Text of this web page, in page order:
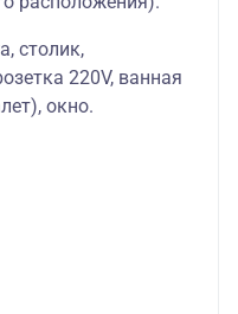
столик,
220V, ванная
окно.